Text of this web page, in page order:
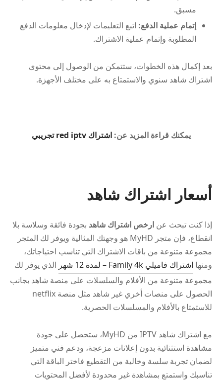
مسبق.
إتمام عملية الدفع: اتبع التعليمات لإدخال معلومات الدفع
المطلوبة وإتمام عملية الاشتراك.
بعد إكمال هذه الخطوات، ستتمكن من الوصول إلى محتوى
اشتراك شاهد سنوي والاستمتاع به على مختلف الأجهزة.
يمكنك قراءة المزيد عن:اشتراك red iptv تجريبي
أسعار اشتراك شاهد
إذا كنت تبحث عن ارخص اشتراك شاهد بجودة فائقة وسلاسة بلا
انقطاع، فإن متجر MyHD هو وجهتك المثالية ويوفر لك المتجر
مجموعة متنوعة من باقات الاشتراك التي تناسب احتياجاتك،
ومنها اشتراك فاميلي Family 4k – لمدة 12 شهر
الذي يوفر لك
مجموعة متنوعة من الأفلام والسلسلات على منصة شاهد بجانب
الحصول على منصات أخري غير شاهد مثل منصة netflix
للاستمتاع بالأفلام والمسلسلات الحصرية.
مع اشتراك شاهد IPTV من MyHD، ستحصل على جودة
مشاهدة استثنائية بدون إعلانات مزعجة، ودعم فني متميز
لضمان تجربة سلسة وخالية من التقطيع فاختر الباقة التي
تناسبك واستمتع بمشاهدة غير محدودة لأفضل المحتويات